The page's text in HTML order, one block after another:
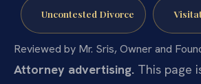
Uncontested Divorce
Reviewed by Mr. Sris, Owner and
Attorney advertising. This page